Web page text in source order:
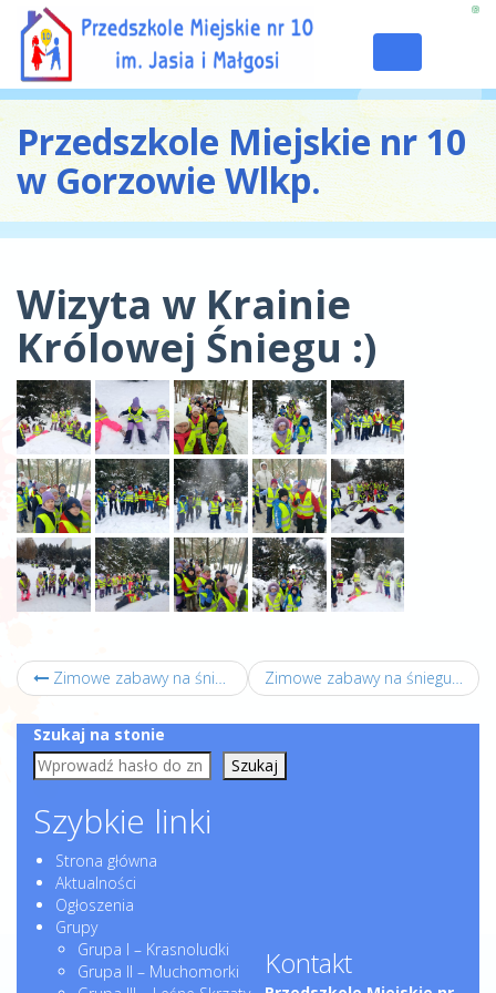
navigation
Przedszkole Miejskie nr 10
w Gorzowie Wlkp.
Wizyta w Krainie
Królowej Śniegu :)
Zimowe zabawy na śniegu :)
Szukaj na stonie
Szukaj
Szybkie linki
Strona główna
Aktualności
Ogłoszenia
Grupy
Grupa I – Krasnoludki
Grupa II – Muchomorki
Kontakt